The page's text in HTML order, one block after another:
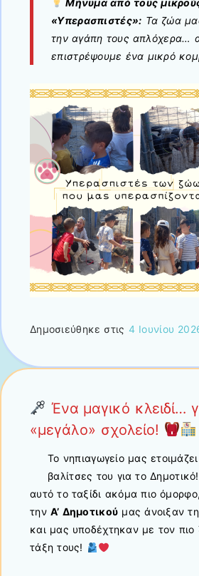
Μήνυμα από τους
«Υπερασπιστές»: Τα ζώα
την αγάπη τους απλόχερα…
επιστρέψουμε ένα μικρό
Δημοσιεύθηκε στις 4 Ιουνίου
Ένα μαγικό κλειδί…
«μεγάλο» σχολείο!
Το νηπιαγωγείο μας ετοιμάζει
βαλίτσες του για το Δημοτικό!
αυτό το ταξίδι ακόμα πιο
την Α’ Δημοτικού μας άνοιξαν
και μας υποδέχτηκαν με τον πιο
τάξη τους!